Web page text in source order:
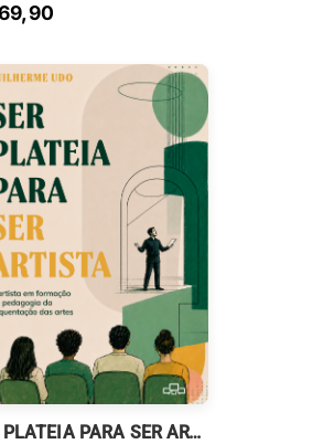
SER PLATEIA PARA SER ARTISTA